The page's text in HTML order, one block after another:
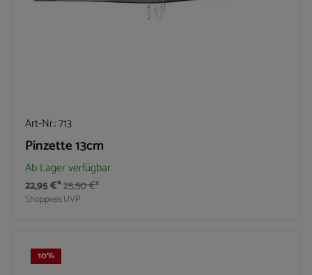
Art-Nr.:713
Pinzette 13cm
Ab Lager verfügbar
22,95 €*
Shoppreis
25,50 €*
UVP
10%